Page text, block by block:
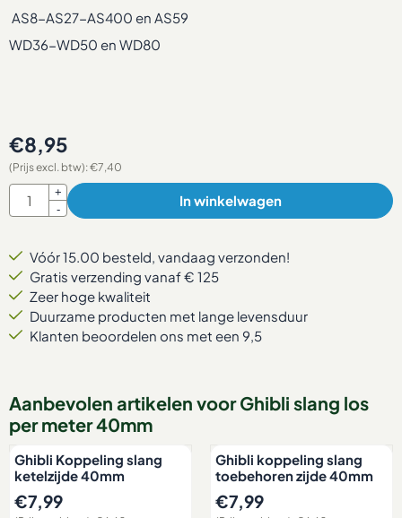
AS8-AS27-AS400 en AS59
WD36-WD50 en WD80
€8,95
(Prijs excl. btw):€7,40
Aantal
+
-
In winkelwagen
Vóór 15.00 besteld, vandaag verzonden!
Gratis verzending vanaf € 125
Zeer hoge kwaliteit
Duurzame producten met lange levensduur
Klanten beoordelen ons met een 9,5
Aanbevolen artikelen voorGhibli slang los
per meter 40mm
Ghibli Koppeling slang
ketelzijde 40mm
Prijs: 7,99, exclusief btw: 6,60
€7,99
Ghibli koppeling slang
toebehoren zijde 40mm
Prijs: 7,99, exclusief btw: 6,60
€7,99